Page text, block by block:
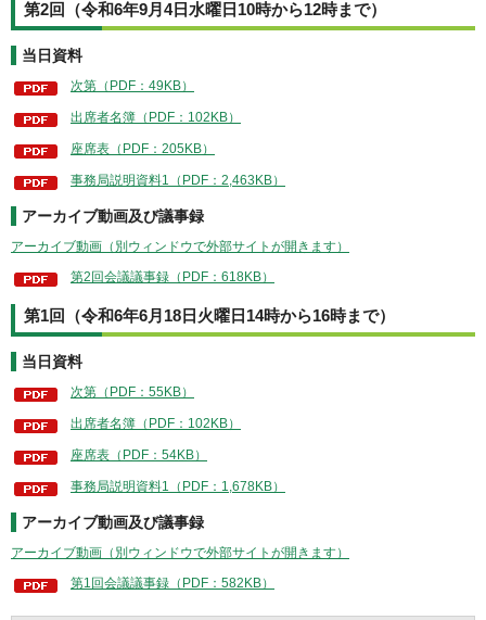
第2回（令和6年9月4日水曜日10時から12時まで）
当日資料
次第（PDF：49KB）
出席者名簿（PDF：102KB）
座席表（PDF：205KB）
事務局説明資料1（PDF：2,463KB）
アーカイブ動画及び議事録
アーカイブ動画（別ウィンドウで外部サイトが開きます）
第2回会議議事録（PDF：618KB）
第1回（令和6年6月18日火曜日14時から16時まで）
当日資料
次第（PDF：55KB）
出席者名簿（PDF：102KB）
座席表（PDF：54KB）
事務局説明資料1（PDF：1,678KB）
アーカイブ動画及び議事録
アーカイブ動画（別ウィンドウで外部サイトが開きます）
第1回会議議事録（PDF：582KB）